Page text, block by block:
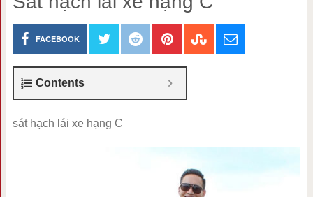
FACEBOOK
Contents
sát hạch lái xe hạng C